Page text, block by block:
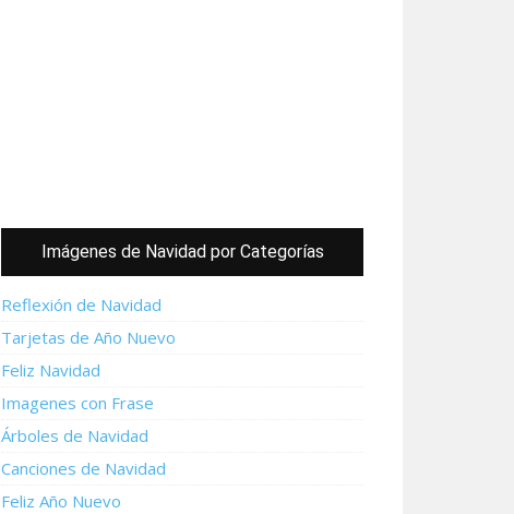
Imágenes de Navidad por Categorías
Reflexión de Navidad
Tarjetas de Año Nuevo
Feliz Navidad
Imagenes con Frase
Árboles de Navidad
Canciones de Navidad
Feliz Año Nuevo